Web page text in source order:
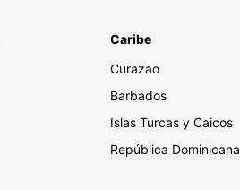
Caribe
Curazao
Barbados
Islas Turcas y Caicos
República Dominicana